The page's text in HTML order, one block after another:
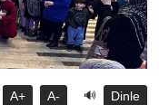
A+ A- 🔊 Dinle